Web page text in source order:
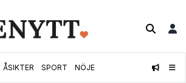
ÅSIKTER SPORT NÖJE